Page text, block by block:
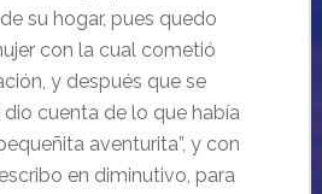
su hogar, pues quedo
con la cual cometió
y después que se
cuenta de lo que había
aventurita”, y con
en diminutivo, para